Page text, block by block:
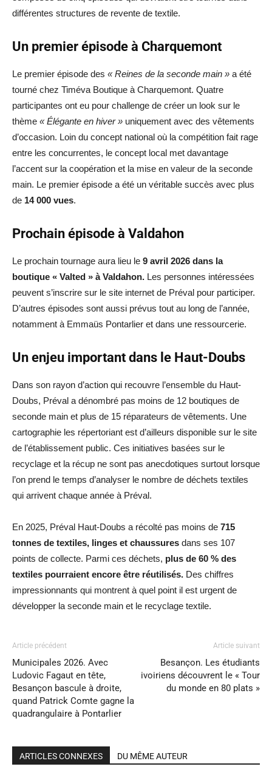
différentes structures de revente de textile.
Un premier épisode à Charquemont
Le premier épisode des « Reines de la seconde main » a été
tourné chez Timéva Boutique à Charquemont. Quatre
participantes ont eu pour challenge de créer un look sur le
thème « Élégante en hiver » uniquement avec des vêtements
d’occasion. Loin du concept national où la compétition fait rage
entre les concurrentes, le concept local met davantage
l’accent sur la coopération et la mise en valeur de la seconde
main. Le premier épisode a été un véritable succès avec plus
de 14 000 vues.
Prochain épisode à Valdahon
Le prochain tournage aura lieu le 9 avril 2026 dans la
boutique « Valted » à Valdahon. Les personnes intéressées
peuvent s’inscrire sur le site internet de Préval pour participer.
D’autres épisodes sont aussi prévus tout au long de l’année,
notamment à Emmaüs Pontarlier et dans une ressourcerie.
Un enjeu important dans le Haut-Doubs
Dans son rayon d’action qui recouvre l’ensemble du Haut-
Doubs, Préval a dénombré pas moins de 12 boutiques de
seconde main et plus de 15 réparateurs de vêtements. Une
cartographie les répertoriant est d’ailleurs disponible sur le site
de l’établissement public. Ces initiatives basées sur le
recyclage et la récup ne sont pas anecdotiques surtout lorsque
l’on prend le temps d’analyser le nombre de déchets textiles
qui arrivent chaque année à Préval.
En 2025, Préval Haut-Doubs a récolté pas moins de 715
tonnes de textiles, linges et chaussures dans ses 107
points de collecte. Parmi ces déchets, plus de 60 % des
textiles pourraient encore être réutilisés. Des chiffres
impressionnants qui montrent à quel point il est urgent de
développer la seconde main et le recyclage textile.
Article précédent
Municipales 2026. Avec
Ludovic Fagaut en tête,
Besançon bascule à droite,
quand Patrick Comte gagne la
quadrangulaire à Pontarlier
Article suivant
Besançon. Les étudiants
ivoiriens découvrent le « Tour
du monde en 80 plats »
ARTICLES CONNEXES DU MÊME AUTEUR